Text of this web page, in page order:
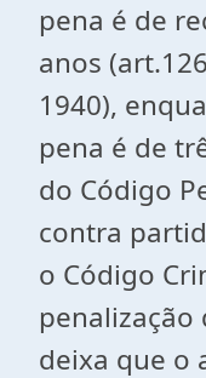
pena é de
anos
1940),
pena é de
do Código
contra
o Código
deixa que o